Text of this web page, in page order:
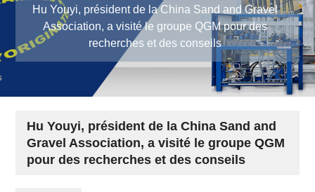
Hu Youyi, président de la China Sand and Gravel
Association, a visité le groupe QGM pour des
recherches et des conseils
Hu Youyi, président de la China Sand and
Gravel Association, a visité le groupe QGM
pour des recherches et des conseils